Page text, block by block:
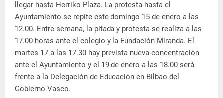
llegar hasta Herriko Plaza. La protesta hasta el
Ayuntamiento se repite este domingo 15 de enero a las
12.00. Entre semana, la pitada y protesta se realiza a las
17.00 horas ante el colegio y la Fundación Miranda. El
martes 17 a las 17.30 hay prevista nueva concentración
ante el Ayuntamiento y el 19 de enero a las 18.00 será
frente a la Delegación de Educación en Bilbao del
Gobierno Vasco.